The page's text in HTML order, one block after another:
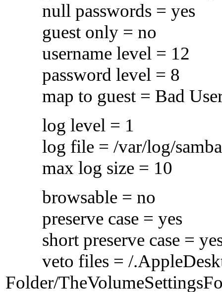
null passwords = yes
guest only = no
username level = 12
password level = 8
map to guest = Bad
log level = 1
log file = /var/log/
max log size = 10
browsable = no
preserve case = yes
short preserve case =
veto files = /
Folder/